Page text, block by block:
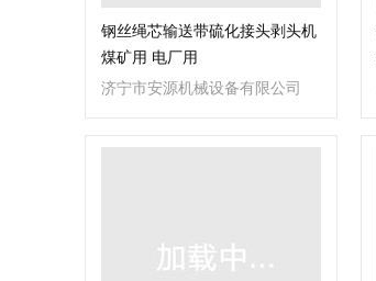
钢丝绳芯输送带硫化接头剥头机
煤矿用 电厂用
济宁市安源机械设备有限公司